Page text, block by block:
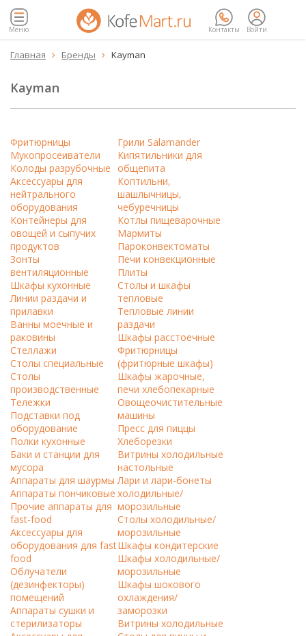
Меню Контакты Войти
Главная  Бренды  Kayman
Kayman
Фритюрницы
Мукопросеиватели
Колоды разрубочные
Аксессуары для
нейтрального
оборудования
Контейнеры для
овощей и сыпучих
продуктов
Зонты
вентиляционные
Шкафы кухонные
Линии раздачи и
прилавки
Ванны моечные и
раковины
Стеллажи
Столы специальные
Столы
производственные
Тележки
Подставки под
оборудование
Полки кухонные
Баки и станции для
мусора
Аппараты для шаурмы
Аппараты пончиковые
Прочие аппараты для
fast-food
Аксессуары для
оборудования для fast
food
Облучатели
(дезинфекторы)
помещений
Аппараты сушки и
стерилизаторы
Грили Salamander
Кипятильники для
общепита
Коптильни,
шашлычницы,
чебуречницы
Котлы пищеварочные
Мармиты
Пароконвектоматы
Печи конвекционные
Плиты
Столы и шкафы
тепловые
Тепловые линии
раздачи
Шкафы расстоечные
Фритюрницы
(фритюрные шкафы)
Шкафы жарочные,
печи хлебопекарные
Овощеочистительные
машины
Пресс для пиццы
Хлеборезки
Витрины холодильные
настольные
Лари и лари-бонеты
холодильные/
морозильные
Столы холодильные/
морозильные
Шкафы кондитерские
Шкафы холодильные/
морозильные
Шкафы шокового
охлаждения/
заморозки
Витрины холодильные